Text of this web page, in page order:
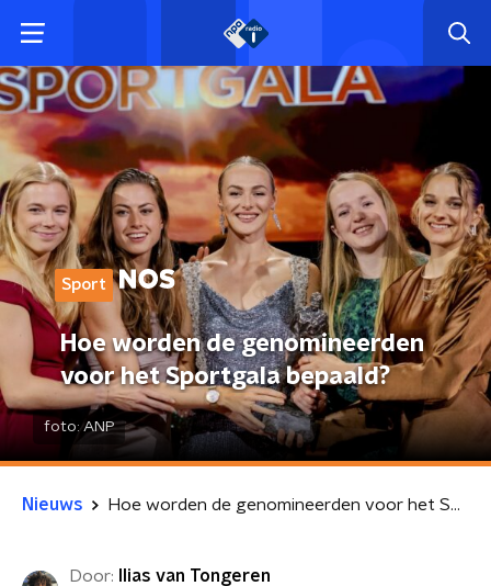
Sport
Hoe worden de genomineerden
voor het Sportgala bepaald?
foto:ANP
Nieuws Hoe worden de genomineerden voor het Sportgala bepaald?
Door:
Ilias van Tongeren